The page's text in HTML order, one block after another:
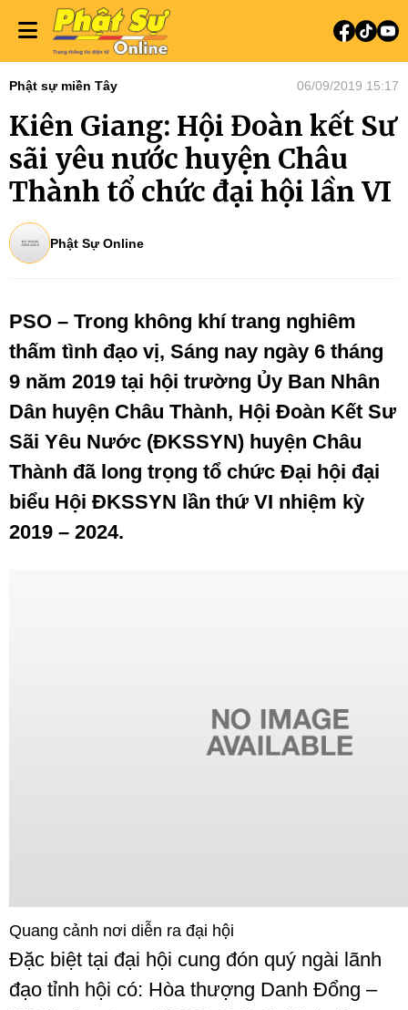
Phật sự miền Tây 06/09/2019 15:17
Kiên Giang: Hội Đoàn kết Sư
sãi yêu nước huyện Châu
Thành tổ chức đại hội lần VI
Phật Sự Online
PSO – Trong không khí trang nghiêm
thấm tình đạo vị, Sáng nay ngày 6 tháng
9 năm 2019 tại hội trường Ủy Ban Nhân
Dân huyện Châu Thành, Hội Đoàn Kết Sư
Sãi Yêu Nước (ĐKSSYN) huyện Châu
Thành đã long trọng tổ chức Đại hội đại
biểu Hội ĐKSSYN lần thứ VI nhiệm kỳ
2019 – 2024.
Quang cảnh nơi diễn ra đại hội
Đặc biệt tại đại hội cung đón quý ngài lãnh
đạo tỉnh hội có: Hòa thượng Danh Đổng –